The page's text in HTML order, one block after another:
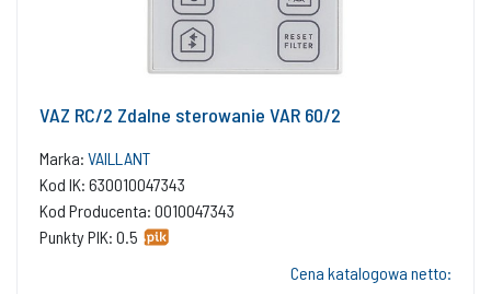
VAZ RC/2 Zdalne sterowanie VAR 60/2
Marka: VAILLANT
Kod IK: 630010047343
Kod Producenta: 0010047343
Punkty PIK: 0.5
Cena katalogowa netto: